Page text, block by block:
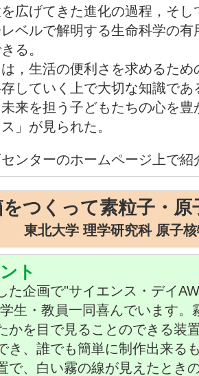
広げてきた進化の過程，そ
ベルで解明する生命科学の
る。
，生活の便利さを求めるため
していく上で大切な知識で
来を担う子どもたちの心を
」が見られた。
ンターのホームページ上で紹
つくって素粒子・原
東北大学 理学研究科 原子
ト
企画で"サイエンス・デイ
生・教員一同喜んでいます。
かを目で見ることのできる装
き、誰でも簡単に制作出来る
で、白い霧の線が見えたとき